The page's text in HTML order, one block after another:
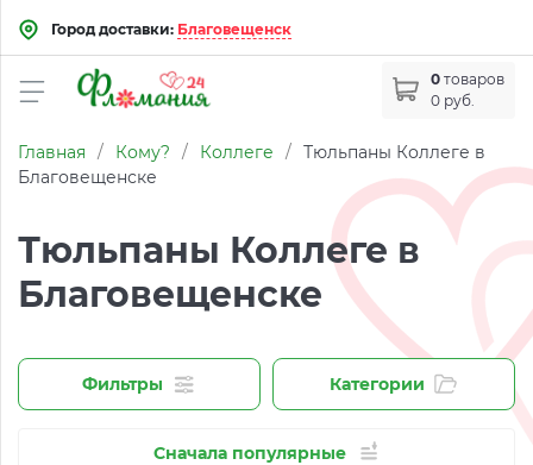
Город доставки: Благовещенск
0 товаров
0 руб.
Главная / Кому? / Коллеге / Тюльпаны Коллеге в
Благовещенске
Тюльпаны Коллеге в
Благовещенске
Фильтры Категории
Сначала популярные